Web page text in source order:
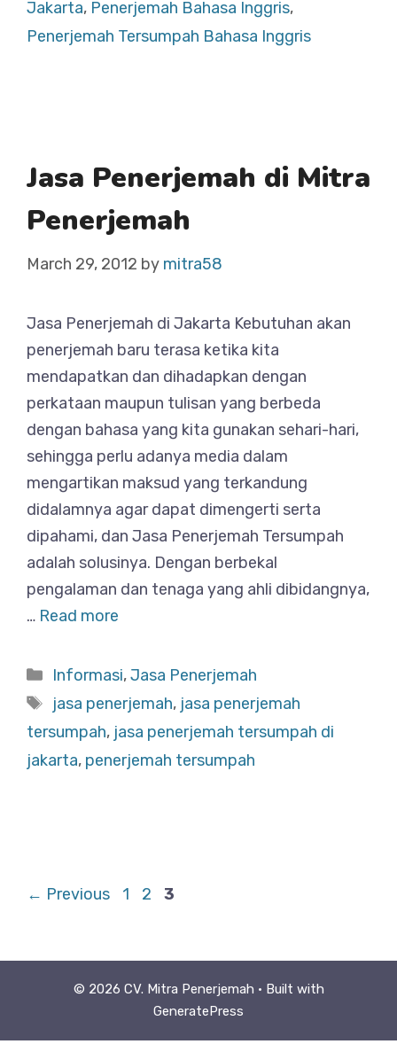
Jakarta, Penerjemah Bahasa Inggris,
Penerjemah Tersumpah Bahasa Inggris
Jasa Penerjemah di Mitra
Penerjemah
March 29, 2012 by mitra58
Jasa Penerjemah di Jakarta Kebutuhan akan
penerjemah baru terasa ketika kita
mendapatkan dan dihadapkan dengan
perkataan maupun tulisan yang berbeda
dengan bahasa yang kita gunakan sehari-hari,
sehingga perlu adanya media dalam
mengartikan maksud yang terkandung
didalamnya agar dapat dimengerti serta
dipahami, dan Jasa Penerjemah Tersumpah
adalah solusinya. Dengan berbekal
pengalaman dan tenaga yang ahli dibidangnya,
… Read more
Categories
Informasi,Jasa Penerjemah
Tags
jasa penerjemah, jasa penerjemah
tersumpah, jasa penerjemah tersumpah di
jakarta, penerjemah tersumpah
← Previous Page
1 Page
2 Page
3
© 2026 CV. Mitra Penerjemah • Built with
GeneratePress